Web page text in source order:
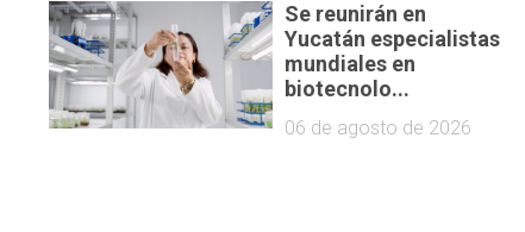
Se reunirán en
Yucatán especialistas
mundiales en
biotecnolo...
06 de agosto de 2026